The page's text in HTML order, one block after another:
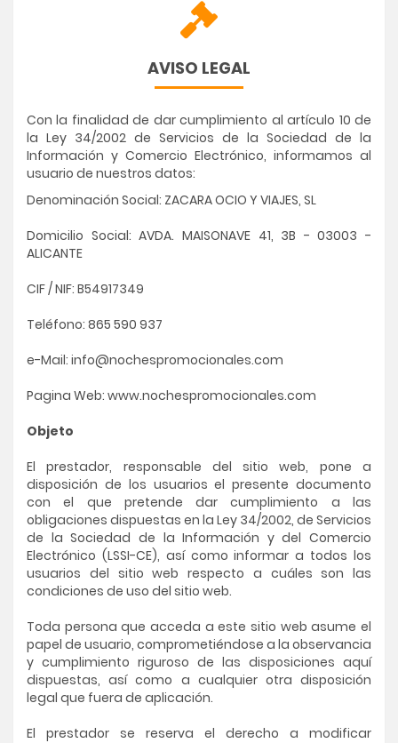
AVISO LEGAL
Con la finalidad de dar cumplimiento al artículo 10 de
la Ley 34/2002 de Servicios de la Sociedad de la
Información y Comercio Electrónico, informamos al
usuario de nuestros datos:
Denominación Social: ZACARA OCIO Y VIAJES, SL
Domicilio Social: AVDA. MAISONAVE 41, 3B - 03003 -
ALICANTE
CIF / NIF: B54917349
Teléfono: 865 590 937
e-Mail: info@nochespromocionales.com
Pagina Web: www.nochespromocionales.com
Objeto
El prestador, responsable del sitio web, pone a
disposición de los usuarios el presente documento
con el que pretende dar cumplimiento a las
obligaciones dispuestas en la Ley 34/2002, de Servicios
de la Sociedad de la Información y del Comercio
Electrónico (LSSI-CE), así como informar a todos los
usuarios del sitio web respecto a cuáles son las
condiciones de uso del sitio web.
Toda persona que acceda a este sitio web asume el
papel de usuario, comprometiéndose a la observancia
y cumplimiento riguroso de las disposiciones aquí
dispuestas, así como a cualquier otra disposición
legal que fuera de aplicación.
El prestador se reserva el derecho a modificar